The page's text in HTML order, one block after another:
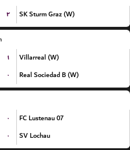
۲ SK Sturm Graz (W)
۱
Villarreal (W)
۰ Real Sociedad B (W)
۰
FC Lustenau 07
۰ SV Lochau